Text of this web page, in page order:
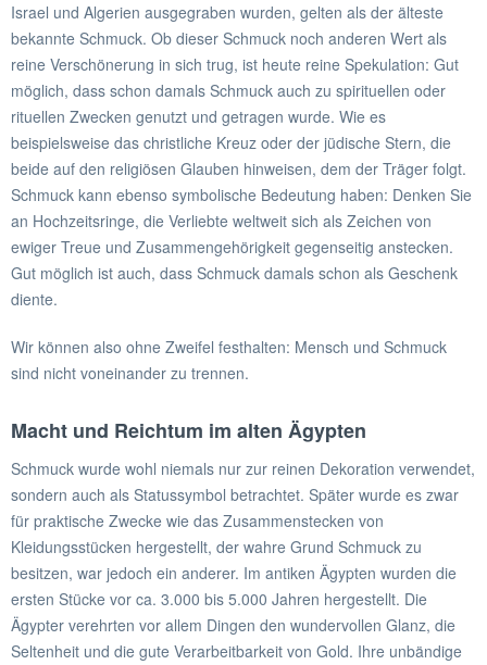
Israel und Algerien ausgegraben wurden, gelten als der älteste
bekannte Schmuck. Ob dieser Schmuck noch anderen Wert als
reine Verschönerung in sich trug, ist heute reine Spekulation: Gut
möglich, dass schon damals Schmuck auch zu spirituellen oder
rituellen Zwecken genutzt und getragen wurde. Wie es
beispielsweise das christliche Kreuz oder der jüdische Stern, die
beide auf den religiösen Glauben hinweisen, dem der Träger folgt.
Schmuck kann ebenso symbolische Bedeutung haben: Denken Sie
an Hochzeitsringe, die Verliebte weltweit sich als Zeichen von
ewiger Treue und Zusammengehörigkeit gegenseitig anstecken.
Gut möglich ist auch, dass Schmuck damals schon als Geschenk
diente.
Wir können also ohne Zweifel festhalten: Mensch und Schmuck
sind nicht voneinander zu trennen.
Macht und Reichtum im alten Ägypten
Schmuck wurde wohl niemals nur zur reinen Dekoration verwendet,
sondern auch als Statussymbol betrachtet. Später wurde es zwar
für praktische Zwecke wie das Zusammenstecken von
Kleidungsstücken hergestellt, der wahre Grund Schmuck zu
besitzen, war jedoch ein anderer. Im antiken Ägypten wurden die
ersten Stücke vor ca. 3.000 bis 5.000 Jahren hergestellt. Die
Ägypter verehrten vor allem Dingen den wundervollen Glanz, die
Seltenheit und die gute Verarbeitbarkeit von Gold. Ihre unbändige